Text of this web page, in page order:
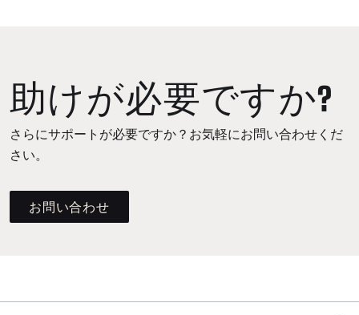
助けが必要ですか?
さらにサポートが必要ですか？お気軽にお問い合わせくだ
さい。
お問い合わせ